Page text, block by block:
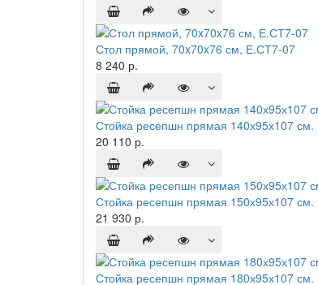
Стол прямой, 70x70x76 см, Е.СТ7-07
8 240 р.
Стойка ресепшн прямая 140х95х107
20 110 р.
Стойка ресепшн прямая 150х95х107
21 930 р.
Стойка ресепшн прямая 180х95х107